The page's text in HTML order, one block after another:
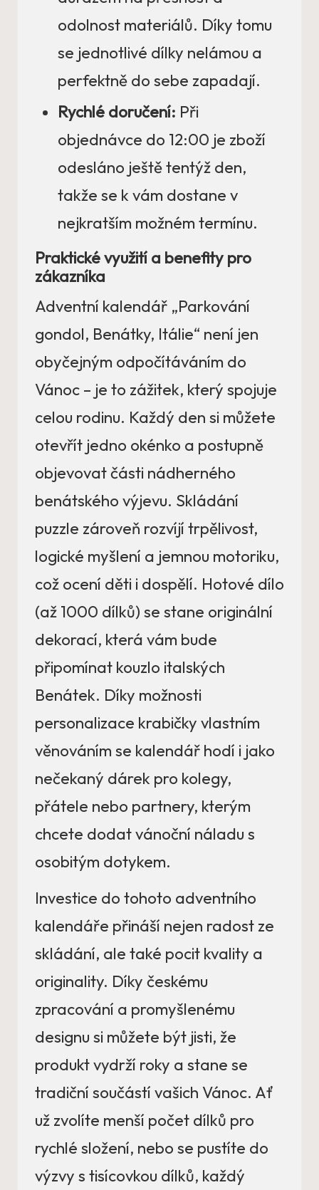
odolnost materiálů. Díky tomu
se jednotlivé dílky nelámou a
perfektně do sebe zapadají.
Rychlé doručení: Při
objednávce do 12:00 je zboží
odesláno ještě tentýž den,
takže se k vám dostane v
nejkratším možném termínu.
Praktické využití a benefity pro
zákazníka
Adventní kalendář „Parkování
gondol, Benátky, Itálie“ není jen
obyčejným odpočítáváním do
Vánoc – je to zážitek, který spojuje
celou rodinu. Každý den si můžete
otevřít jedno okénko a postupně
objevovat části nádherného
benátského výjevu. Skládání
puzzle zároveň rozvíjí trpělivost,
logické myšlení a jemnou motoriku,
což ocení děti i dospělí. Hotové dílo
(až 1000 dílků) se stane originální
dekorací, která vám bude
připomínat kouzlo italských
Benátek. Díky možnosti
personalizace krabičky vlastním
věnováním se kalendář hodí i jako
nečekaný dárek pro kolegy,
přátele nebo partnery, kterým
chcete dodat vánoční náladu s
osobitým dotykem.
Investice do tohoto adventního
kalendáře přináší nejen radost ze
skládání, ale také pocit kvality a
originality. Díky českému
zpracování a promyšlenému
designu si můžete být jisti, že
produkt vydrží roky a stane se
tradiční součástí vašich Vánoc. Ať
už zvolíte menší počet dílků pro
rychlé složení, nebo se pustíte do
výzvy s tisícovkou dílků, každý